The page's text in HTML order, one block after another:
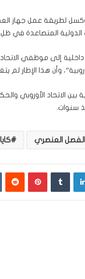
لطريقة عمل جهاز
المتصاعدة في ظل
إلى موظفي
وأن هذا الإطار لم
بين الاتحاد الأوروبي
سنوات.
الفصل العنصري
لينكدإن بينتيريست